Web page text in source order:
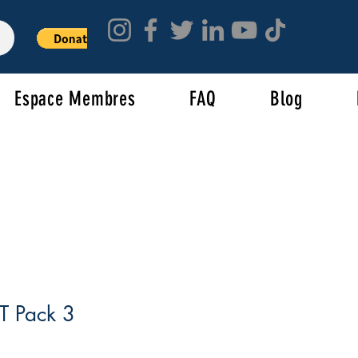
Espace Membres FAQ Blog
Pack 3